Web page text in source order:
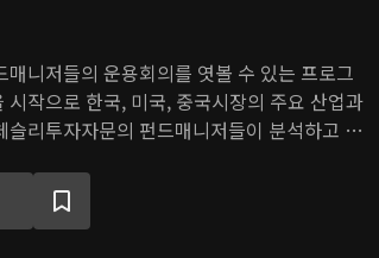
니저들의 운용회의를 엿볼 수 있는 프로그
작으로 한국, 미국, 중국시장의 주요 산업과
리투자자문의 펀드매니저들이 분석하고 투